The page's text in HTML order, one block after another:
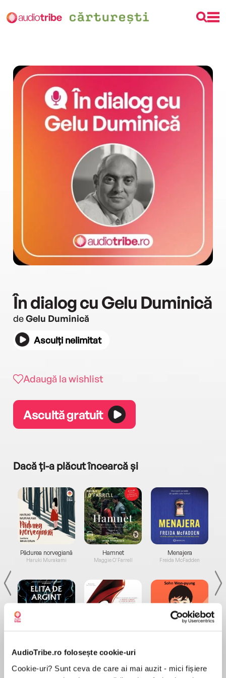
AudioTribe.ro folosește cookie-uri
Cookie-uri? Sunt ceva de care ai mai auzit - mici fișiere
În dialog cu Gelu Duminică
deGelu Duminică
Asculți nelimitat
Adaugă la wishlist
Ascultă gratuit
Dacă ți-a plăcut încearcă și
Pădurea norvegiană
Haruki Murakami
de...
Dani Francis
Hamnet
Maggie O'Farrell
la...
Lauren Weisberger
Menajera
Freida McFadden